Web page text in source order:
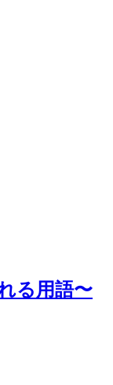
る用語〜